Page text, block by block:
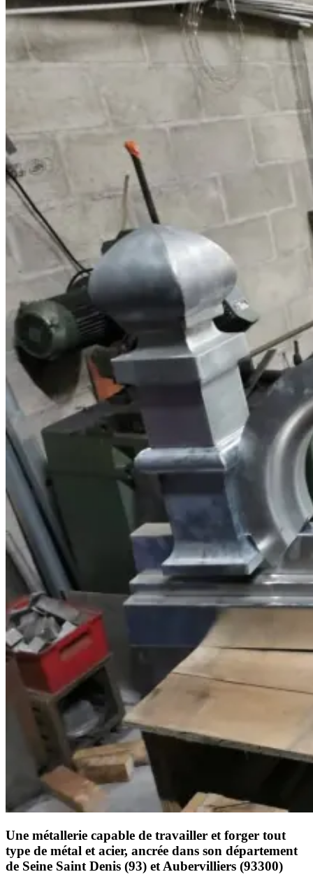
Une métallerie capable de travailler et forger tout
type de métal et acier, ancrée dans son département
de Seine Saint Denis (93) et Aubervilliers (93300)